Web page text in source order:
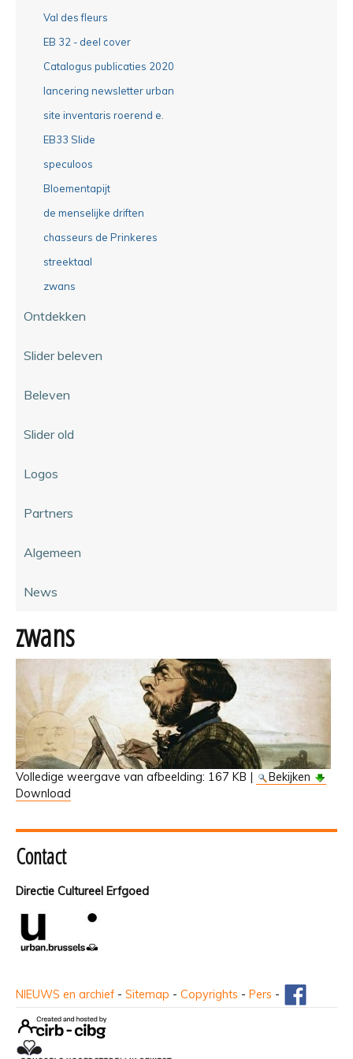
Val des fleurs
EB 32 - deel cover
Catalogus publicaties 2020
lancering newsletter urban
site inventaris roerend e.
EB33 Slide
speculoos
Bloementapijt
de menselijke driften
chasseurs de Prinkeres
streektaal
zwans
Ontdekken
Slider beleven
Beleven
Slider old
Logos
Partners
Algemeen
News
zwans
Volledige weergave van afbeelding: 167 KB |
Bekijken
Download
Contact
Directie Cultureel Erfgoed
NIEUWS en archief - Sitemap - Copyrights - Pers -